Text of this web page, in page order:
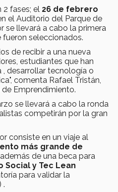
fases; el 26 de febrero
el Auditorio del Parque de
se llevará a cabo la primera
seleccionados.
de recibir a una nueva
estudiantes que han
, desarrollar tecnología o
comenta Rafael Tristán,
Emprendimiento.
se llevará a cabo la ronda
competirán por la gran
consiste en un viaje al
más grande de
, además de una beca para
Social y Tec Lean
para validar la
.